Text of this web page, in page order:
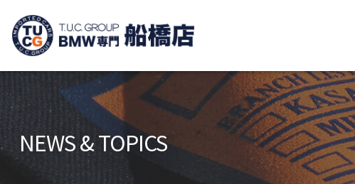
ニュース
News and Topics
在庫リスト
Stock list
保証＆サービス
Warranty and Serivce
アクセスマップ
Access map
NEWS & TOPICS